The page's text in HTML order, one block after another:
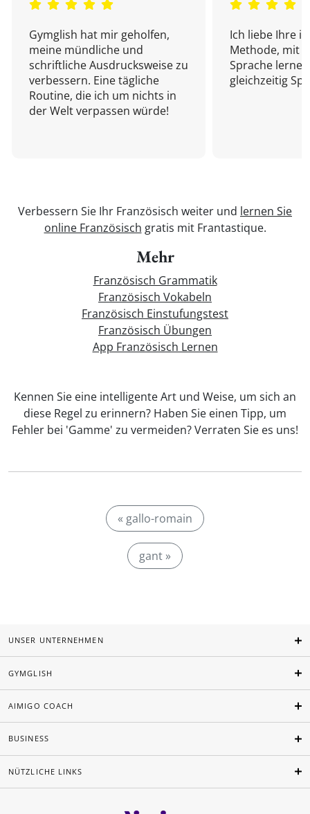
Gymglish hat mir geholfen,
meine mündliche und
schriftliche Ausdrucksweise zu
verbessern. Eine tägliche
Routine, die ich um nichts in
der Welt verpassen würde!
Ich liebe Ihre
Methode, mit
Sprache
gleichzeitig
Verbessern Sie Ihr Französisch weiter und lernen Sie
online Französisch gratis mit Frantastique.
Mehr
Französisch Grammatik
Französisch Vokabeln
Französisch Einstufungstest
Französisch Übungen
App Französisch Lernen
Kennen Sie eine intelligente Art und Weise, um sich an
diese Regel zu erinnern? Haben Sie einen Tipp, um
Fehler bei 'Gamme' zu vermeiden? Verraten Sie es uns!
« gallo-romain
gant »
UNSER UNTERNEHMEN
GYMGLISH
AIMIGO COACH
BUSINESS
NÜTZLICHE LINKS